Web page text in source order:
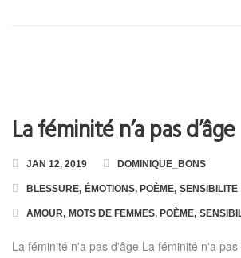
La féminité n’a pas d’âge
JAN 12, 2019 DOMINIQUE_BONS
BLESSURE, ÉMOTIONS, POÈME, SENSIBILITE
AMOUR, MOTS DE FEMMES, POÈME,
La féminité n'a pas d'âge La féminité n'a